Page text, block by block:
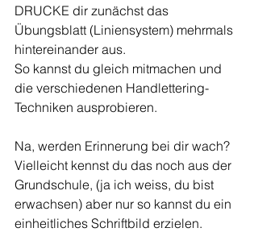
DRUCKE dir zunächst das
Übungsblatt (Liniensystem) mehrmals
hintereinander aus.
So kannst du gleich mitmachen und
die verschiedenen Handlettering-
Techniken ausprobieren.
Na, werden Erinnerung bei dir wach?
Vielleicht kennst du das noch aus der
Grundschule, (ja ich weiss, du bist
erwachsen) aber nur so kannst du ein
einheitliches Schriftbild erzielen.